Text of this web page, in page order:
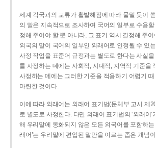
세계 각국과의 교류가 활발해짐에 따라 물밀 듯이
의 말은 지속적으로 조사하여 국어의 일부로 수용
정해 주어야 할 뿐 아니라, 그 표기 역시 결정해 주
외국의 말이 국어의 일부인 외래어로 인정될 수 있
사정 작업을 표준어 규정과는 별도로 한다는 사실
를 사정하는 데에는 사회적, 시대적, 지역적 기준을
사정하는 데에는 그러한 기준을 적용하기 어렵기
마련한 것이다.
이에 따라 외래어는 외래어 표기법(문체부 고시 제
로 별도로 사정한다. 다만 외래어 표기법의 ‘외래어
해 우리말에 동화되지 않은 모든 외국어를 포함하는
래어’는 우리말에 편입된 말만을 이르는 좁은 개념